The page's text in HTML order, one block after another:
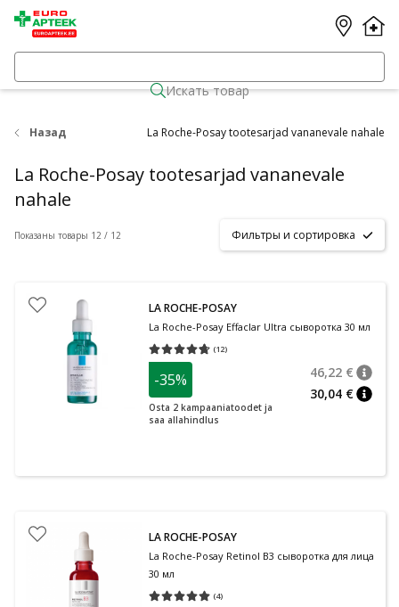
Искать товар
Назад La Roche-Posay tootesarjad vananevale nahale
La Roche-Posay tootesarjad vananevale
nahale
Показаны товары 12 / 12 Фильтры и сортировка
LA ROCHE-POSAY
La Roche-Posay Effaclar Ultra сыворотка 30 мл
(12)
Средняя оценка 4.67
-35%
Osta 2 kampaaniatoodet ja
saa allahindlus
46,22 €
30,04 €
LA ROCHE-POSAY
La Roche-Posay Retinol B3 сыворотка для лица
30 мл
(4)
Средняя оценка 5.00